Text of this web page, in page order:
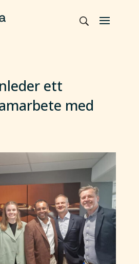
ett
med